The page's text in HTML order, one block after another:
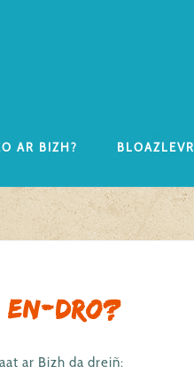
ar Bizh? Bloazlevr
en-dro?
ar Bizh da dreiñ: